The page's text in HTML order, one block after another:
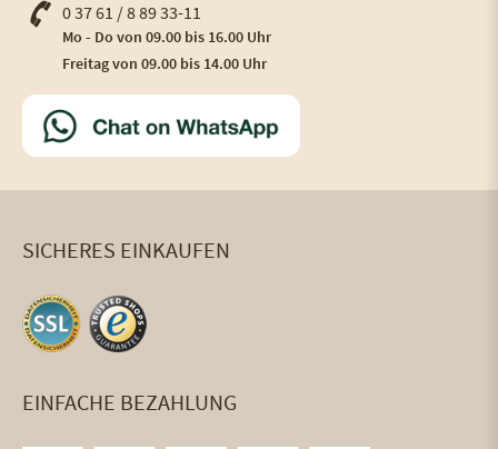
0 37 61 / 8 89 33-11
Mo - Do von 09.00 bis 16.00 Uhr
Freitag von 09.00 bis 14.00 Uhr
SICHERES EINKAUFEN
EINFACHE BEZAHLUNG